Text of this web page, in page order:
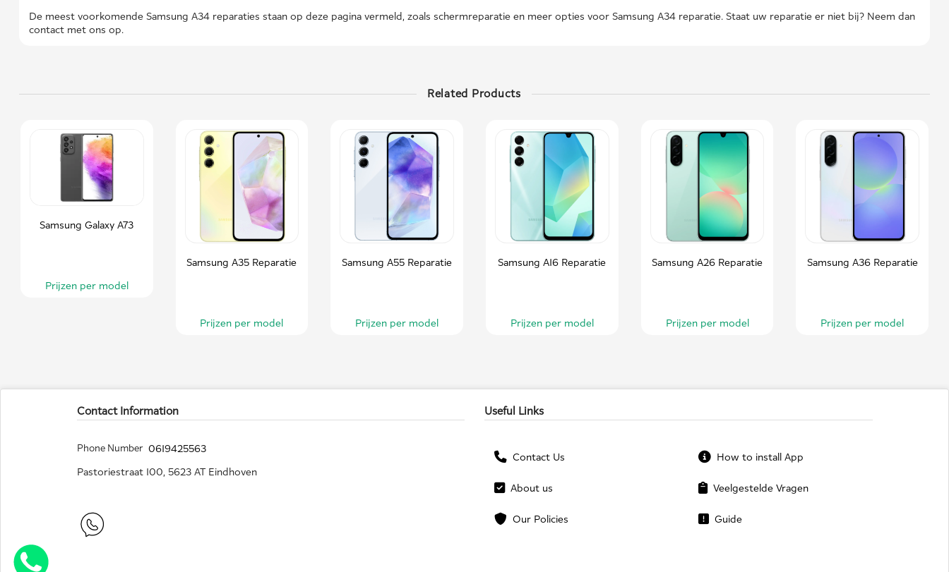
De meest voorkomende Samsung A34 reparaties staan ​​op deze pagina vermeld, zoals schermreparatie en meer opties voor Samsung A34 reparatie. Staat uw reparatie er niet bij? Neem dan
contact met ons op.
Related Products
Samsung Galaxy A73
Prijzen per model
Samsung A35 Reparatie
Prijzen per model
Samsung A55 Reparatie
Prijzen per model
Samsung A16 Reparatie
Prijzen per model
Samsung A26 Reparatie
Prijzen per model
Samsung A36 Reparatie
Prijzen per model
Contact Information
Phone Number 0619425563
Pastoriestraat 100, 5623 AT Eindhoven
Useful Links
Contact Us
About us
Our Policies
How to install App
Veelgestelde Vragen
Guide